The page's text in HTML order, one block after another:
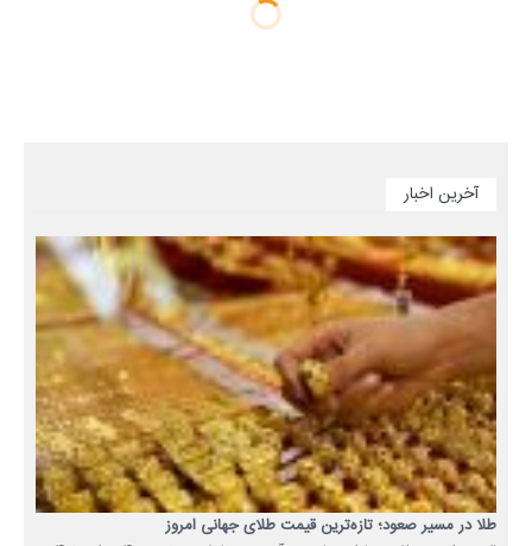
آخرین اخبار
طلا در مسیر صعود؛ تازه‌ترین قیمت طلای جهانی امروز